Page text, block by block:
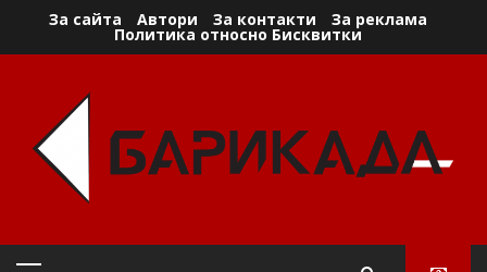
За сайта Автори За контакти За реклама
Политика относно Бисквитки